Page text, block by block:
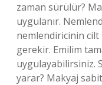
zaman sürülür?
uygulanır.
nemlendiricinin
gerekir. Emilim
uygulayabilirsiniz.
yarar? Makyaj